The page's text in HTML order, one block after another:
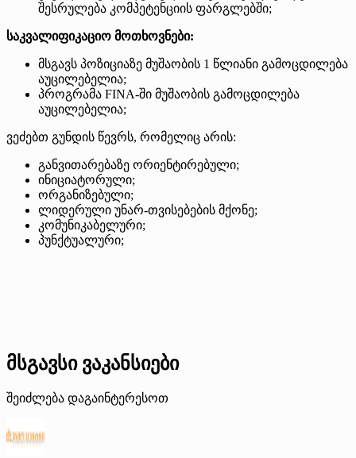
შესრულება კომპეტენციის ფარგლებში;
საკვალიფიკაციო მოთხოვნები:
მსგავს პოზიციაზე მუშაობის 1 წლიანი გამოცდილება
აუცილებელია;
პროგრამა FINA-ში მუშაობის გამოცდილება
აუცილებელია;
ვეძებთ გუნდის წევრს, რომელიც არის:
განვითარებაზე ორიენტირებული;
ინიციატორული;
ორგანიზებული;
ლიდერული უნარ-თვისებების მქონე;
კომუნიკაბელური;
პუნქტუალური;
მსგავსი ვაკანსიები
შეიძლება დაგაინტერესოთ